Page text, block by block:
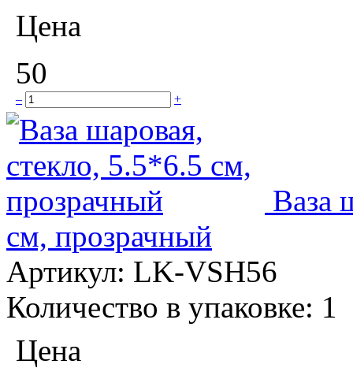
Цена
50
– +
Ваза
см, прозрачный
Артикул: LK-VSH56
Количество в упаковке: 1
Цена